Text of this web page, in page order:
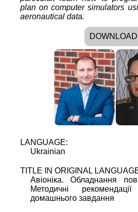
plan on computer simulators
aeronautical data.
DOWNLOAD
LANGUAGE:
Ukrainian
TITLE IN ORIGINAL
Авіоніка. Обладнання
Методичні
домашнього завдання